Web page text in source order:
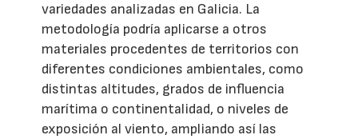
variedades analizadas en Galicia. La
metodología podría aplicarse a otros
materiales procedentes de territorios con
diferentes condiciones ambientales, como
distintas altitudes, grados de influencia
marítima o continentalidad, o niveles de
exposición al viento, ampliando así las